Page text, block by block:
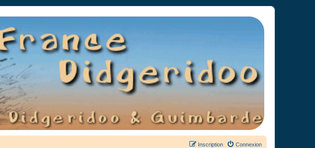
Connexion
Inscription